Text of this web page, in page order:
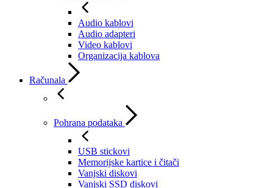
Audio kablovi
Audio adapteri
Video kablovi
Organizacija kablova
Računala
Pohrana podataka
USB stickovi
Memorijske kartice i čitači
Vanjski diskovi
Vanjski SSD diskovi